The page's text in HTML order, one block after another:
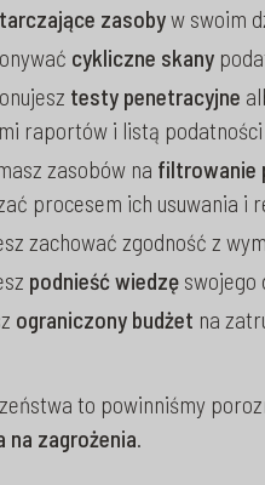
zasobyw swoim
cykliczne skany
testy penetracyjne
raportów i listą
zasobów na filtrowanie
procesem ich usuwania i
zachować zgodność z
podnieść wiedzę swojego
ograniczony budżet na
to powinniśmy
na zagrożenia.